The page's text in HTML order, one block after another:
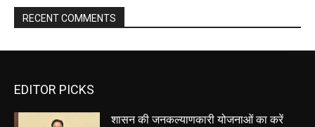
RECENT COMMENTS
EDITOR PICKS
शासन की जनकल्याणकारी योजनाओं का करें